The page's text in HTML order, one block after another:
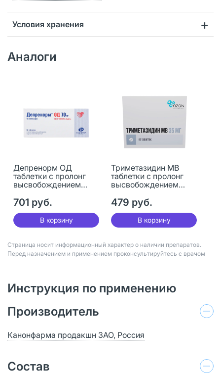
Условия хранения
Аналоги
Депренорм ОД
таблетки с пролонг
высвобождением
60 шт
701 руб.
В корзину
Триметазидин МВ
таблетки с пролонг
высвобождением
60 шт
479 руб.
В корзину
Страница носит информационный характер о наличии препаратов.
Перед назначением и применением проконсультируйтесь с врачом
Инструкция по применению
Производитель
Канонфарма продакшн ЗАО, Россия
Состав